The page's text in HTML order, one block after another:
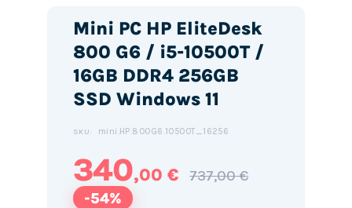
Mini PC HP EliteDesk
800 G6 / i5-10500T /
16GB DDR4 256GB
SSD Windows 11
SKU: mini.HP.800G6.10500T_16256
340,00 € 737,00 €
-54%